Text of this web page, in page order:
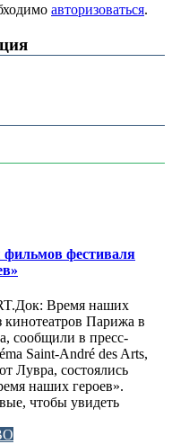
авторизоваться.
фестиваля
Время наших
кинотеатров Парижа в
сообщили в пресс-
Saint-André des Arts,
Лувра, состоялись
наших героев».
чтобы увидеть